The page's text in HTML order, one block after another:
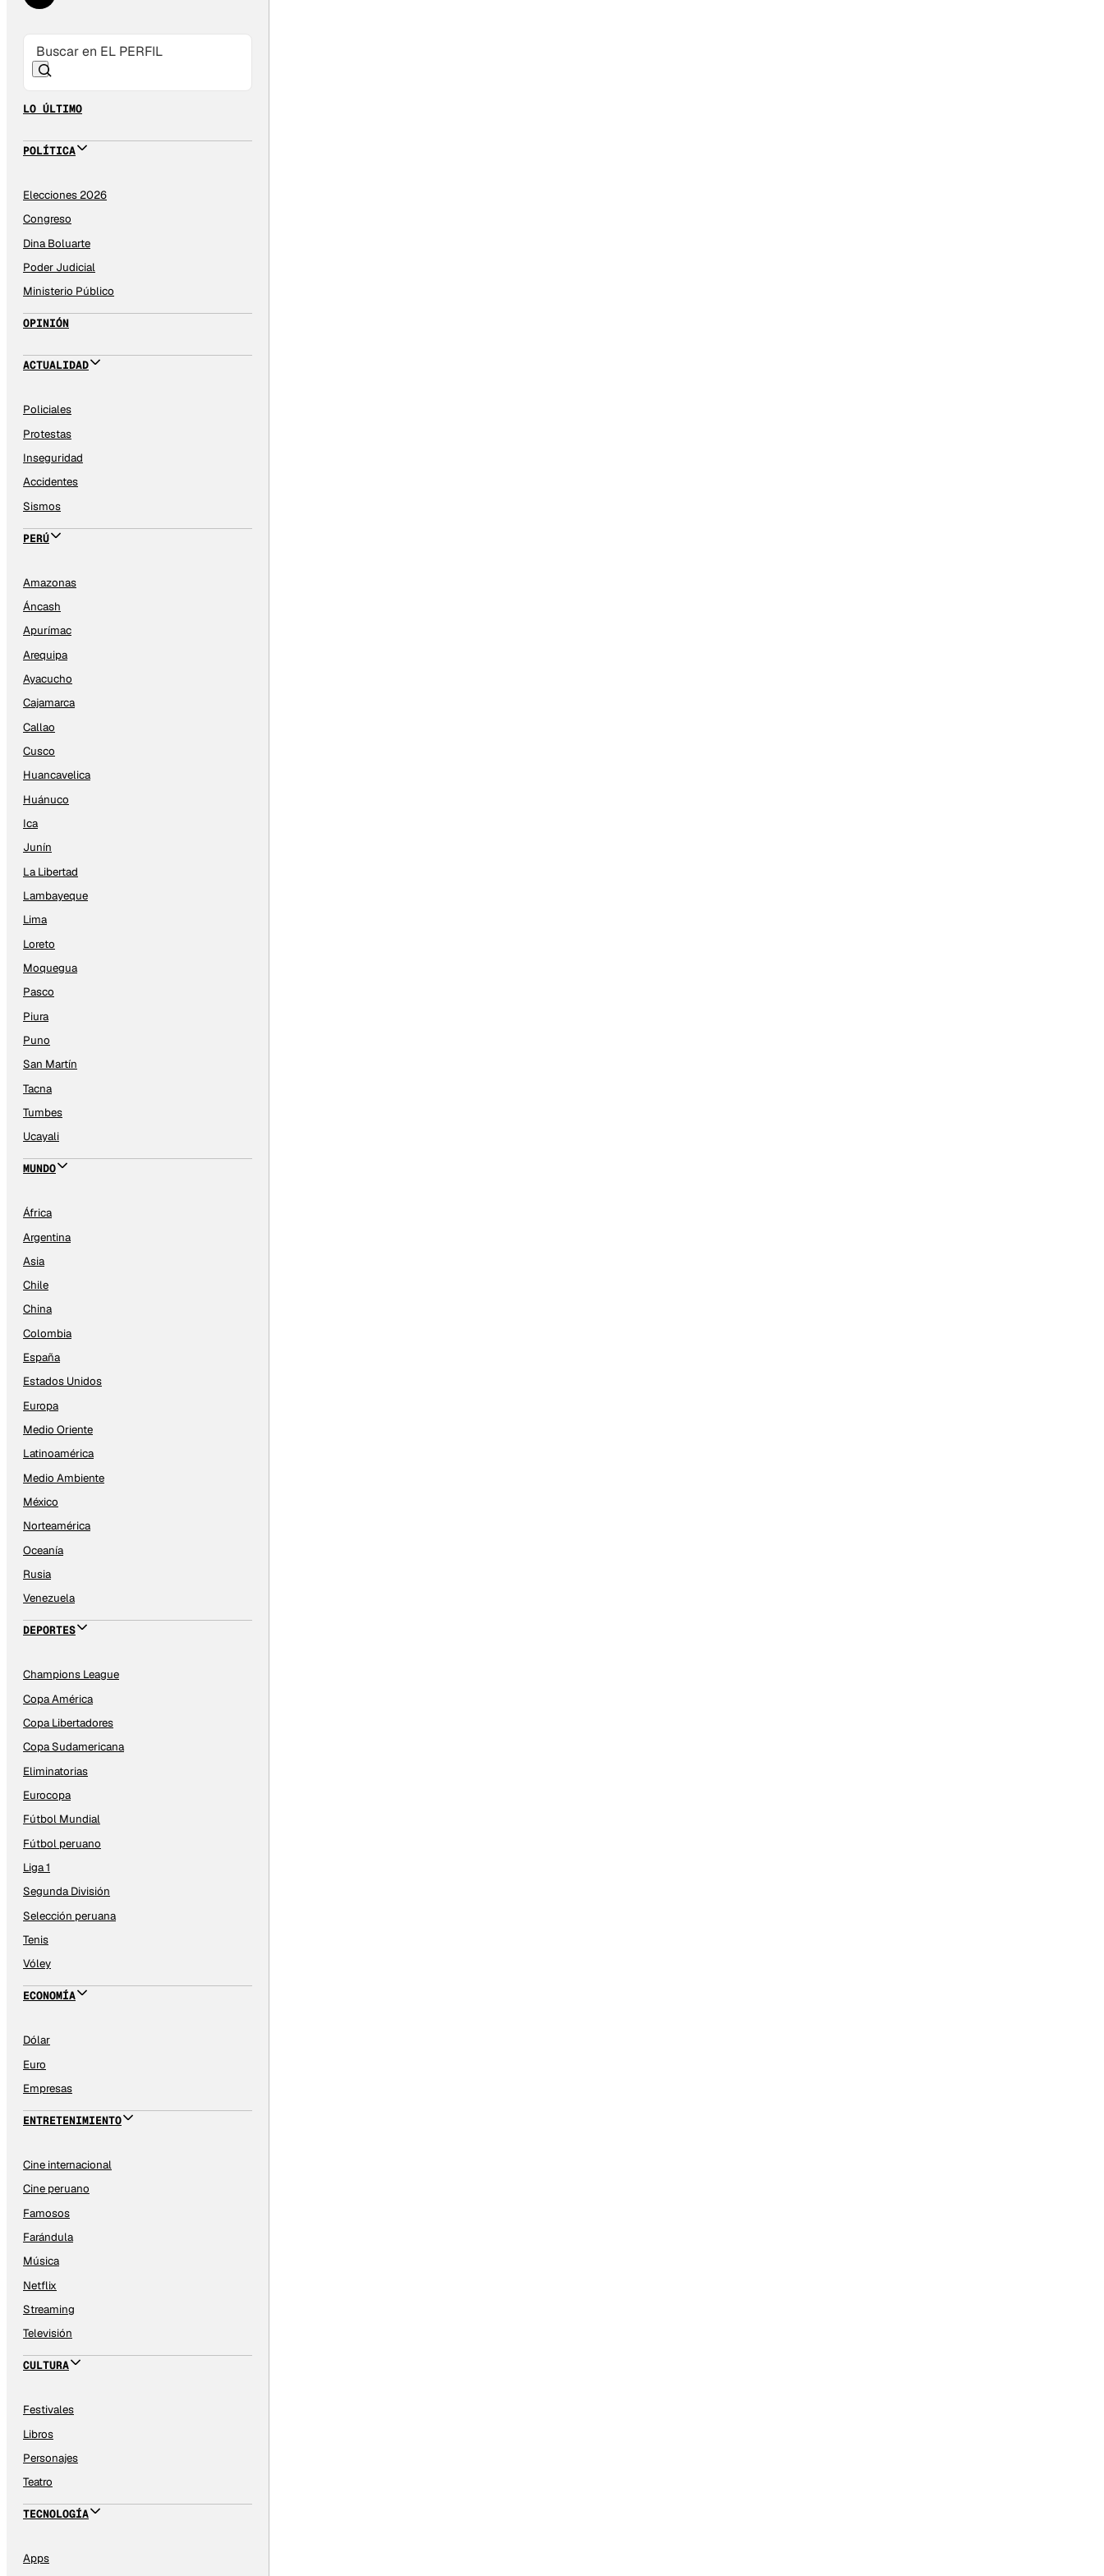
LO ÚLTIMO
POLÍTICA
Elecciones 2026
Congreso
Dina Boluarte
Poder Judicial
Ministerio Público
OPINIÓN
ACTUALIDAD
Policiales
Protestas
Inseguridad
Accidentes
Sismos
PERÚ
Amazonas
Áncash
Apurímac
Arequipa
Ayacucho
Cajamarca
Callao
Cusco
Huancavelica
Huánuco
Ica
Junín
La Libertad
Lambayeque
Lima
Loreto
Moquegua
Pasco
Piura
Puno
San Martín
Tacna
Tumbes
Ucayali
MUNDO
África
Argentina
Asia
Chile
China
Colombia
España
Estados Unidos
Europa
Medio Oriente
Latinoamérica
Medio Ambiente
México
Norteamérica
Oceanía
Rusia
Venezuela
DEPORTES
Champions League
Copa América
Copa Libertadores
Copa Sudamericana
Eliminatorias
Eurocopa
Fútbol Mundial
Fútbol peruano
Liga 1
Segunda División
Selección peruana
Tenis
Vóley
ECONOMÍA
Dólar
Euro
Empresas
ENTRETENIMIENTO
Cine internacional
Cine peruano
Famosos
Farándula
Música
Netflix
Streaming
Televisión
CULTURA
Festivales
Libros
Personajes
Teatro
TECNOLOGÍA
Apps